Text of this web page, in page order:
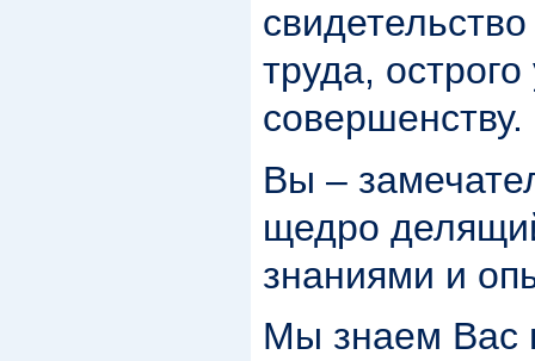
труда,
совершенству.
Вы –
щедро
знаниями и
Мы знаем Вас